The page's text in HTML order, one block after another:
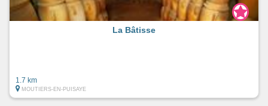
La Bâtisse
1.7 km
MOUTIERS-EN-PUISAYE